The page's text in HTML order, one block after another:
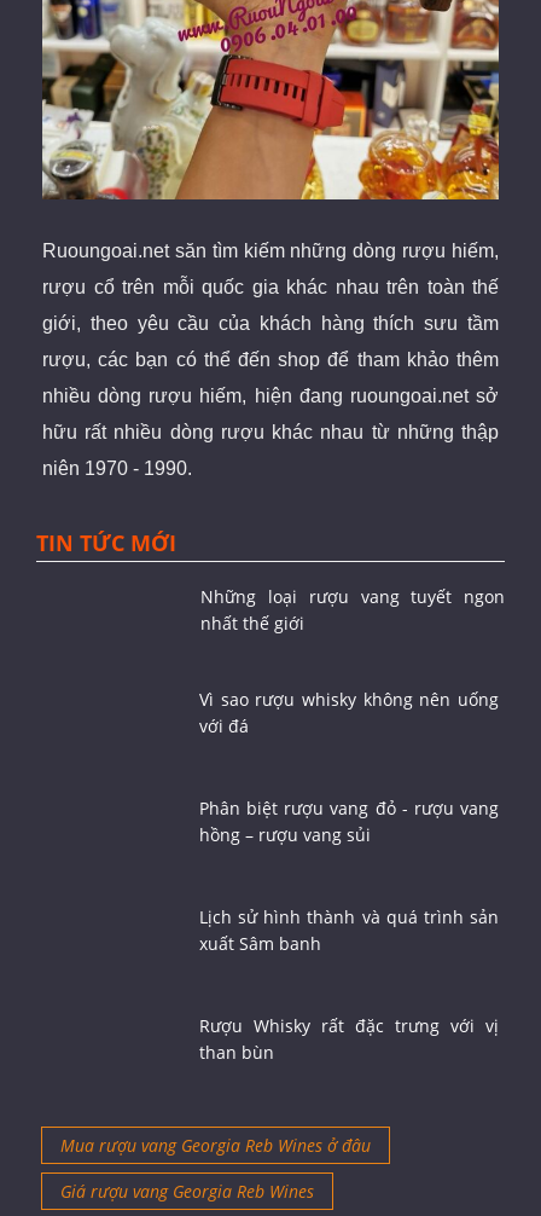
Ruoungoai.net săn tìm kiếm những dòng rượu hiếm,
rượu cổtrên mỗi quốc gia khác nhau trên toàn thế
giới, theo yêu cầu của khách hàng thích sưu tầm
rượu, các bạn có thể đến shop để tham khảo thêm
nhiều dòng rượu hiếm, hiện đang ruoungoai.net sở
hữu rất nhiều dòng rượu khác nhau từ những thập
niên 1970 - 1990.
TIN TỨC MỚI
Những loại rượu vang tuyết ngon
nhất thế giới
với đá
Rượu Whisky rất đặc trưng với vị
than bùn
Mua rượu vang Georgia Reb Wines ở đâu
Rượu vang Georgia Reb Wines ở đâu giá rẻ
Rượu vang Georgia Reb Wines ở đâu TP.HCM